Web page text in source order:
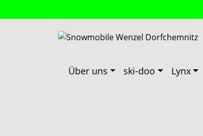
Über uns ski-doo Lynx